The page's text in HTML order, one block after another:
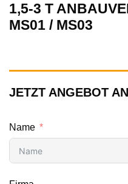
1,5-3 T
MS01 / MS03
JETZT ANGEBOT
Name